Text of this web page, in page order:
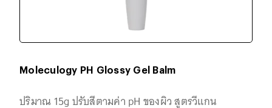
Moleculogy PH Glossy Gel Balm
ปริมาณ 15g ปรับสีตามค่า pH ของผิว สูตรวีแกน